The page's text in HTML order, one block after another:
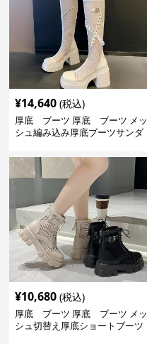
¥14,640 (税込)
厚底 ブーツ 厚底 ブーツ メッ
シュ編み込み厚底ブーツサンダ
¥10,680 (税込)
厚底 ブーツ 厚底 ブーツ メッ
シュ切替え厚底ショートブーツ